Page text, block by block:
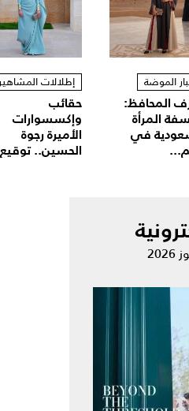
الموضة
المحافظ:
المرأة
في
إطلالات
حقائب
وإكسسوارات
الأميرة رجوة
الحسين..